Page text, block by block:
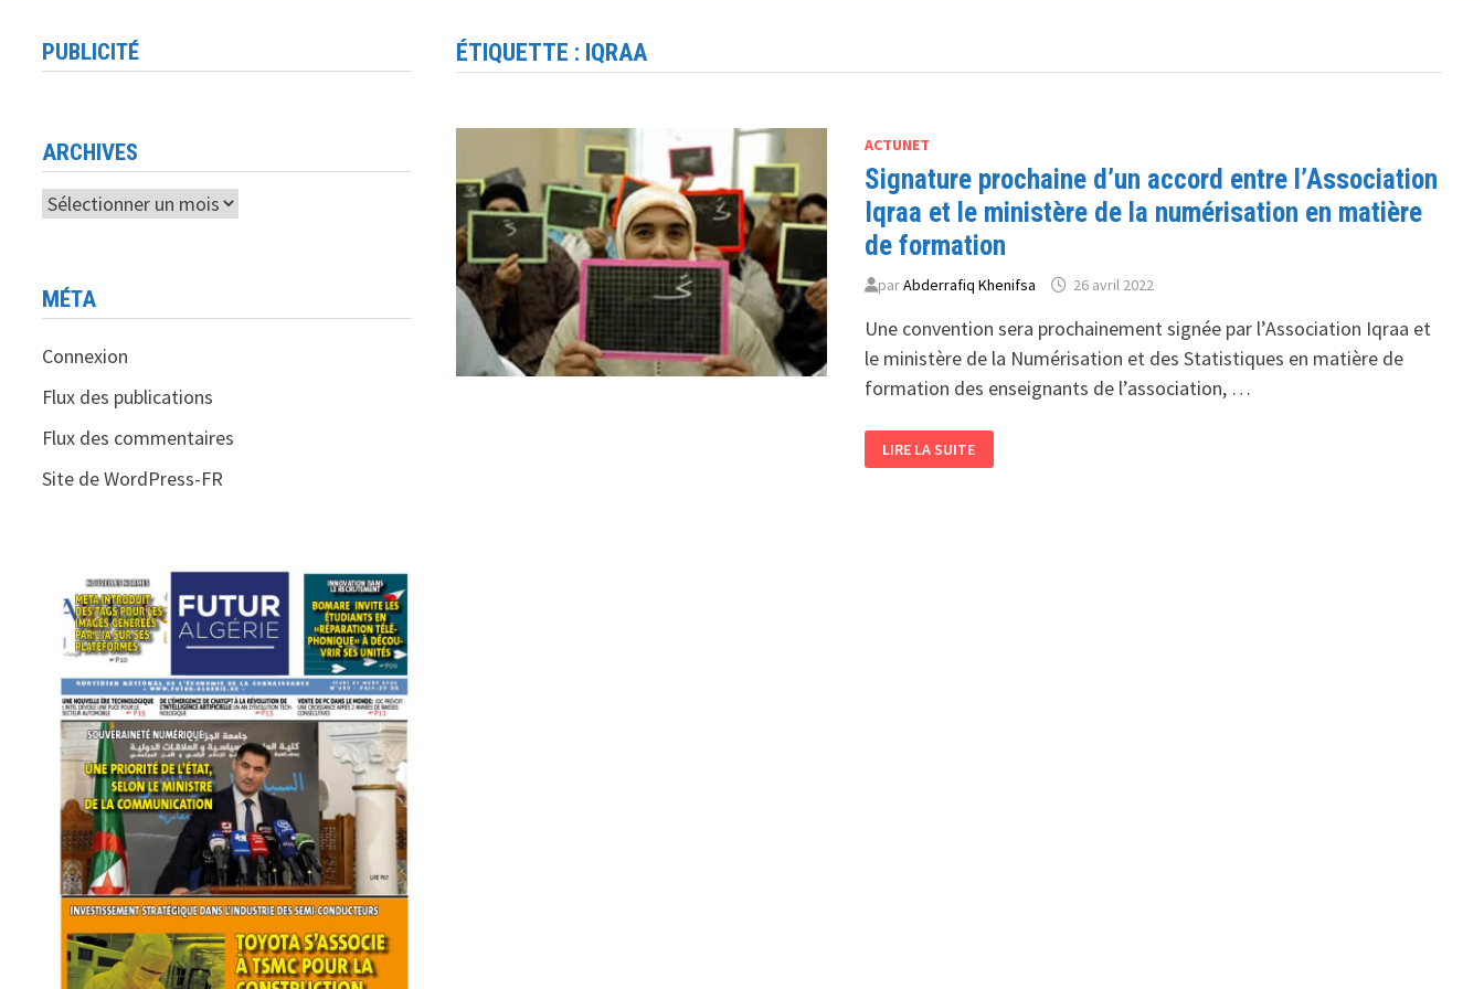
ÉTIQUETTE : IQRAA
ACTUNET
Signature prochaine d’un accord entre l’Association
Iqraa et le ministère de la numérisation en matière
de formation
parAbderrafiq Khenifsa 26 avril 2022
Une convention sera prochainement signée par l’Association Iqraa et
le ministère de la Numérisation et des Statistiques en matière de
formation des enseignants de l’association, …
PROCHAINE
D’UN
LIRE LA SUITE
PUBLICITÉ
ARCHIVES
Archives
MÉTA
Connexion
Flux des publications
Flux des commentaires
Site de WordPress-FR